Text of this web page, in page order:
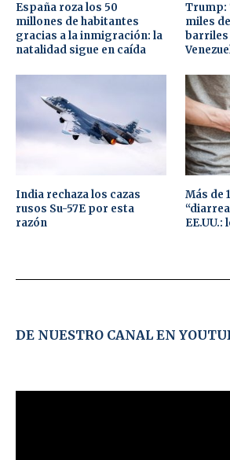
España roza los 50
millones de habitantes
gracias a la inmigración: la
natalidad sigue en caída
Trump:
miles
barriles
India rechaza los cazas
rusos Su-57E por esta
razón
Más de
EE.UU.:
DE NUESTRO CANAL EN